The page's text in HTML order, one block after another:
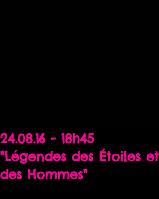
24.08.16 - 18h45
"Légendes des Étoiles et
des Hommes"